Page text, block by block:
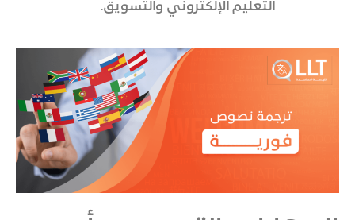
التعليم الإلكتروني والتسويق.